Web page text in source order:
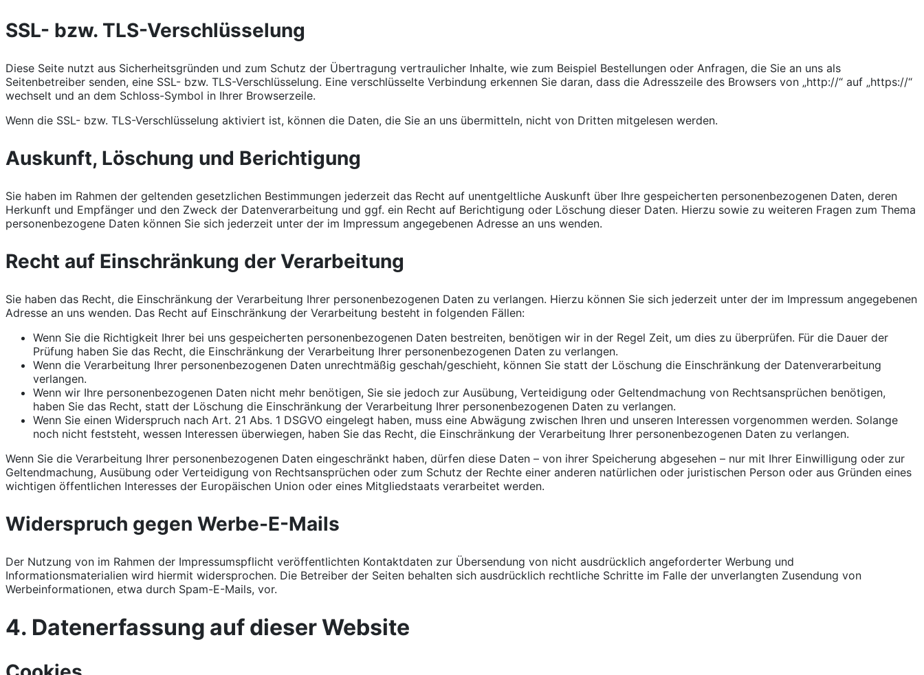
SSL- bzw. TLS-Verschlüsselung
Diese Seite nutzt aus Sicherheitsgründen und zum Schutz der Übertragung vertraulicher Inhalte, wie zum Beispiel Bestellungen oder Anfragen, die Sie an uns als
Seitenbetreiber senden, eine SSL- bzw. TLS-Verschlüsselung. Eine verschlüsselte Verbindung erkennen Sie daran, dass die Adresszeile des Browsers von „http://“ auf „https://“
wechselt und an dem Schloss-Symbol in Ihrer Browserzeile.
Wenn die SSL- bzw. TLS-Verschlüsselung aktiviert ist, können die Daten, die Sie an uns übermitteln, nicht von Dritten mitgelesen werden.
Auskunft, Löschung und Berichtigung
Sie haben im Rahmen der geltenden gesetzlichen Bestimmungen jederzeit das Recht auf unentgeltliche Auskunft über Ihre gespeicherten personenbezogenen Daten, deren
Herkunft und Empfänger und den Zweck der Datenverarbeitung und ggf. ein Recht auf Berichtigung oder Löschung dieser Daten. Hierzu sowie zu weiteren Fragen zum Thema
personenbezogene Daten können Sie sich jederzeit unter der im Impressum angegebenen Adresse an uns wenden.
Recht auf Einschränkung der Verarbeitung
Sie haben das Recht, die Einschränkung der Verarbeitung Ihrer personenbezogenen Daten zu verlangen. Hierzu können Sie sich jederzeit unter der im Impressum angegebenen
Adresse an uns wenden. Das Recht auf Einschränkung der Verarbeitung besteht in folgenden Fällen:
Wenn Sie die Richtigkeit Ihrer bei uns gespeicherten personenbezogenen Daten bestreiten, benötigen wir in der Regel Zeit, um dies zu überprüfen. Für die Dauer der
Prüfung haben Sie das Recht, die Einschränkung der Verarbeitung Ihrer personenbezogenen Daten zu verlangen.
Wenn die Verarbeitung Ihrer personenbezogenen Daten unrechtmäßig geschah/geschieht, können Sie statt der Löschung die Einschränkung der Datenverarbeitung
verlangen.
Wenn wir Ihre personenbezogenen Daten nicht mehr benötigen, Sie sie jedoch zur Ausübung, Verteidigung oder Geltendmachung von Rechtsansprüchen benötigen,
haben Sie das Recht, statt der Löschung die Einschränkung der Verarbeitung Ihrer personenbezogenen Daten zu verlangen.
Wenn Sie einen Widerspruch nach Art. 21 Abs. 1 DSGVO eingelegt haben, muss eine Abwägung zwischen Ihren und unseren Interessen vorgenommen werden. Solange
noch nicht feststeht, wessen Interessen überwiegen, haben Sie das Recht, die Einschränkung der Verarbeitung Ihrer personenbezogenen Daten zu verlangen.
Wenn Sie die Verarbeitung Ihrer personenbezogenen Daten eingeschränkt haben, dürfen diese Daten – von ihrer Speicherung abgesehen – nur mit Ihrer Einwilligung oder zur
Geltendmachung, Ausübung oder Verteidigung von Rechtsansprüchen oder zum Schutz der Rechte einer anderen natürlichen oder juristischen Person oder aus Gründen eines
wichtigen öffentlichen Interesses der Europäischen Union oder eines Mitgliedstaats verarbeitet werden.
Widerspruch gegen Werbe-E-Mails
Der Nutzung von im Rahmen der Impressumspflicht veröffentlichten Kontaktdaten zur Übersendung von nicht ausdrücklich angeforderter Werbung und
Informationsmaterialien wird hiermit widersprochen. Die Betreiber der Seiten behalten sich ausdrücklich rechtliche Schritte im Falle der unverlangten Zusendung von
Werbeinformationen, etwa durch Spam-E-Mails, vor.
4. Datenerfassung auf dieser Website